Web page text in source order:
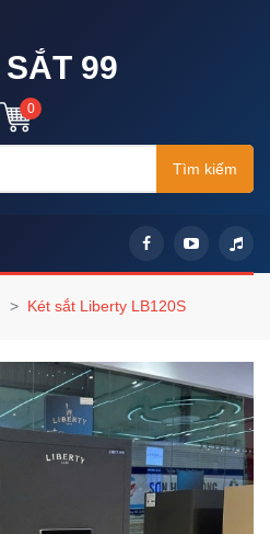
99
0
Tìm kiếm
Két sắt Liberty LB120S